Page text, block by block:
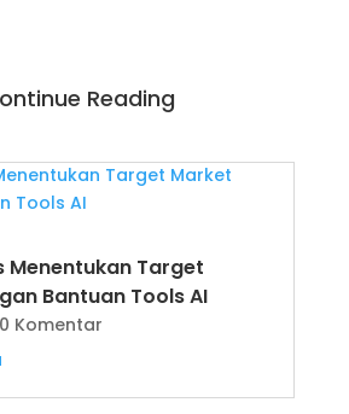
Reading
Menentukan Target
Bantuan Tools AI
Komentar